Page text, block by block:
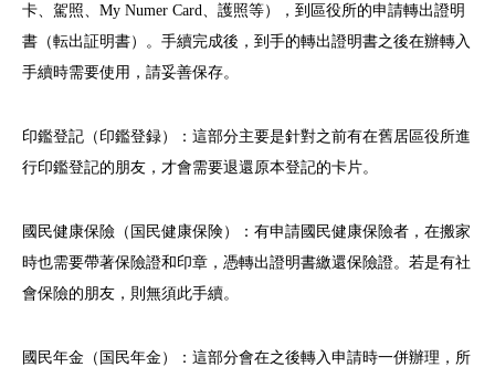
卡、駕照、My Numer Card、護照等），到區役所的申請轉出證明
書（転出証明書）。手續完成後，到手的轉出證明書之後在辦轉入
手續時需要使用，請妥善保存。
印鑑登記（印鑑登録）：這部分主要是針對之前有在舊居區役所進
行印鑑登記的朋友，才會需要退還原本登記的卡片。
國民健康保險（国民健康保険）：有申請國民健康保險者，在搬家
時也需要帶著保險證和印章，憑轉出證明書繳還保險證。若是有社
會保險的朋友，則無須此手續。
國民年金（国民年金）：這部分會在之後轉入申請時一併辦理，所